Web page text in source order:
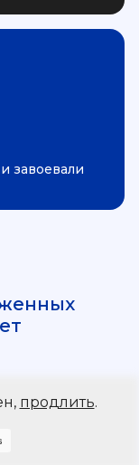
завоевали
продлить.